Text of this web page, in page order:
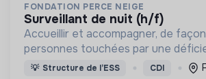
FONDATION PERCE NEIGE
surveillant de nuit (h/f)
Accueillir et accompagner, de
personnes touchées par une
un handicap physique ou psychique
💡 Structure de l’ESS CDI